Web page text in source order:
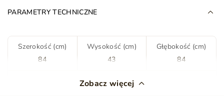
PARAMETRY TECHNICZNE
Szerokość (cm)
84
Wysokość (cm)
43
Głębokość (cm)
84
Brązowy
Zobacz więcej